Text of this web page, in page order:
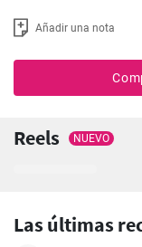
Añadir una nota
Reels NUEVO
Las últimas